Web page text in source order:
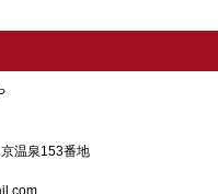
温泉153番地